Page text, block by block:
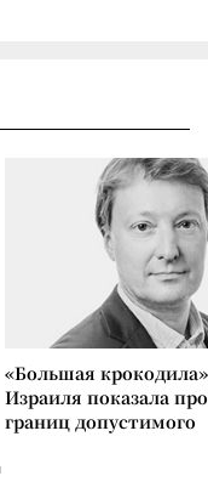
«Большая
Израиля показала
границ допустимого